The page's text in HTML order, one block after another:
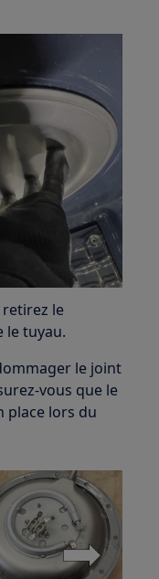
le
le tuyau.
le joint
vous que le
place lors du